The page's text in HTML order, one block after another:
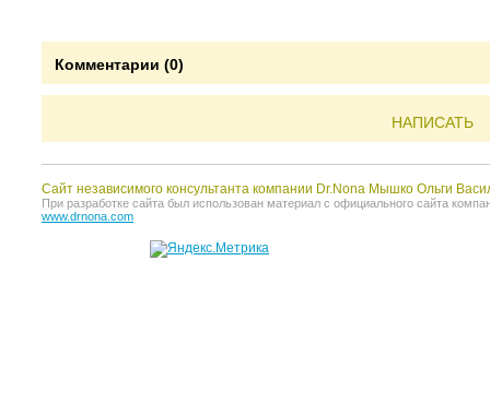
Комментарии (0)
НАПИСАТЬ
Сайт независимого консультанта компании Dr.Nona Мышко Ольги
При разработке сайта был использован материал с официального сайта
www.drnona.com